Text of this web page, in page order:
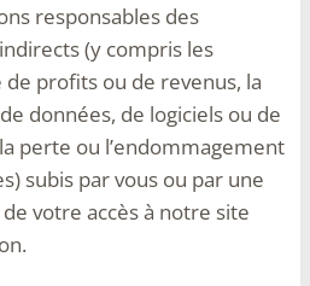
responsables des
(y compris les
profits ou de revenus, la
données, de logiciels ou de
perte ou l’endommagement
subis par vous ou par une
votre accès à notre site